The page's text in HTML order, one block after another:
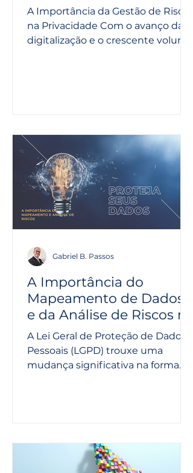
A Importância da Gestão de Riscos
na Privacidade Com o avanço da
digitalização e o crescente volume
A Importância do
Mapeamento de Dados
e da Análise de Riscos na
Adequação à LGPD
A Lei Geral de Proteção de Dados
Pessoais (LGPD) trouxe uma
mudança significativa na forma
Gabriel B. Passos